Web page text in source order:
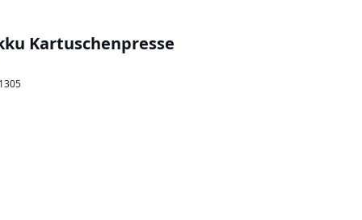
Kartuschenpresse